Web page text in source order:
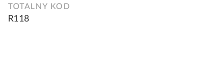
TOTALNY KOD
R118